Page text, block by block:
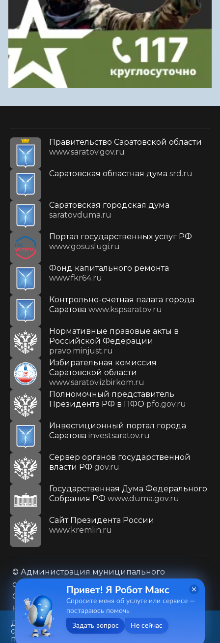
Правительство Саратовской области
www.saratov.gov.ru
Саратовская областная дума srd.ru
Саратовская городская дума
saratovduma.ru
Портал государственных услуг РФ
www.gosuslugi.ru
Фонд капитального ремонта
www.fkr64.ru
Контрольно-счетная палата города
Саратова www.kspsaratov.ru
Нормативные правовые акты в
Российской Федерации
pravo.minjust.ru
Избирательная комиссия
Саратовской области
www.saratov.izbirkom.ru
Полномочный представитель
Президента РФ в ПФО pfo.gov.ru
Инвестиционный портал города
Саратова investsaratov.ru
Сервер органов государственной
власти РФ gov.ru
Государственная Дума Федерального
Собрания РФ www.duma.gov.ru
Cайт Президента России
www.kremlin.ru
© Администрация муниципального
образования городского округа «Город
Саратов»
Контакты
Карта сайта
Политика в отношении обработки
персональных данных
Данный веб-сайт использует
cookie-файлы в целях
предоставления вам лучшего
Привет! Я Робот Макс
Спросите меня об услуге или сервисе —
постараюсь помочь
Задать вопрос Не сейчас